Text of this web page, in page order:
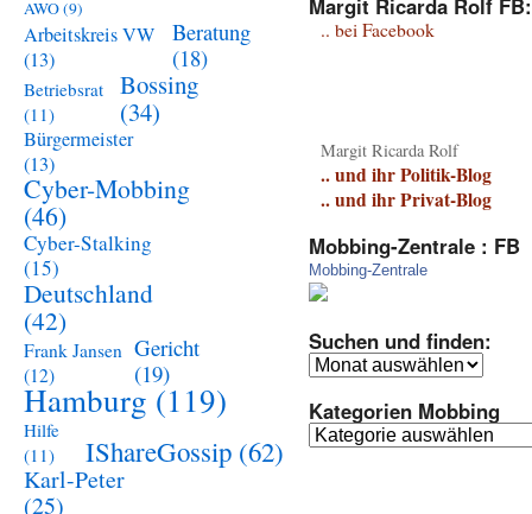
AWO(9)
Arbeitskreis VW
(13)
Beratung
(18)
Betriebsrat
(11)
Bossing
(34)
Bürgermeister
(13)
Cyber-Mobbing
(46)
Cyber-Stalking
(15)
Deutschland
(42)
Frank Jansen
(12)
Gericht
(19)
Hamburg (119)
Hilfe
(11)
IShareGossip (62)
Karl-Peter
(25)
Margit Ricarda Rolf FB:
.. bei Facebook
Margit Ricarda Rolf
.. und ihr Politik-Blog
.. und ihr Privat-Blog
Mobbing-Zentrale : FB
Mobbing-Zentrale
Suchen und finden:
Suchen
finden:
Kategorien Mobbing
Kategorien